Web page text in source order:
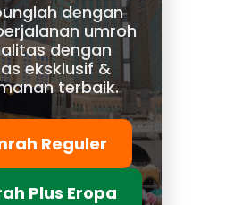
dengan
umroh
dengan
eksklusif &
terbaik.
Reguler
Plus Eropa